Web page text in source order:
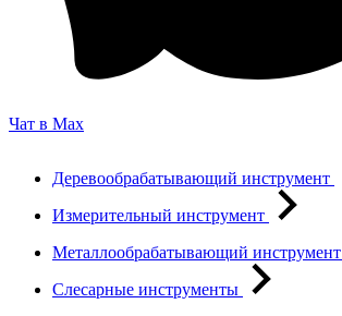
Чат в Max
Деревообрабатывающий инструмент
Измерительный инструмент
Металлообрабатывающий инструмент
Слесарные инструменты